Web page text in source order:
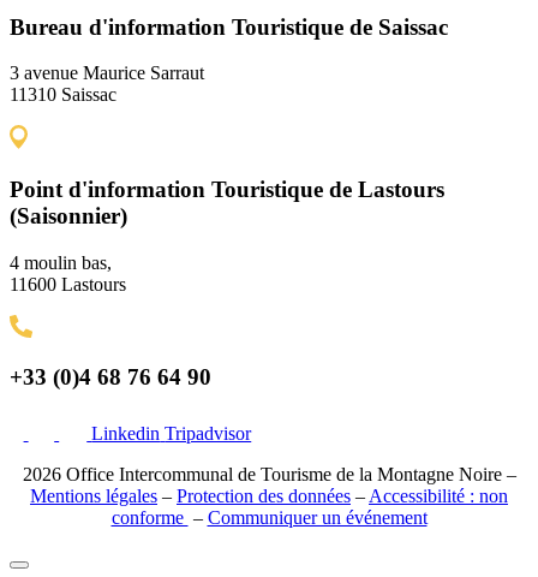
Bureau d'information Touristique de Saissac
3 avenue Maurice Sarraut
11310 Saissac
Point d'information Touristique de Lastours
(Saisonnier)
4 moulin bas,
11600 Lastours
+33 (0)4 68 76 64 90
Linkedin Tripadvisor
2026 Office Intercommunal de Tourisme de la Montagne Noire –
Mentions légales – Protection des données – Accessibilité : non
conforme – Communiquer un événement